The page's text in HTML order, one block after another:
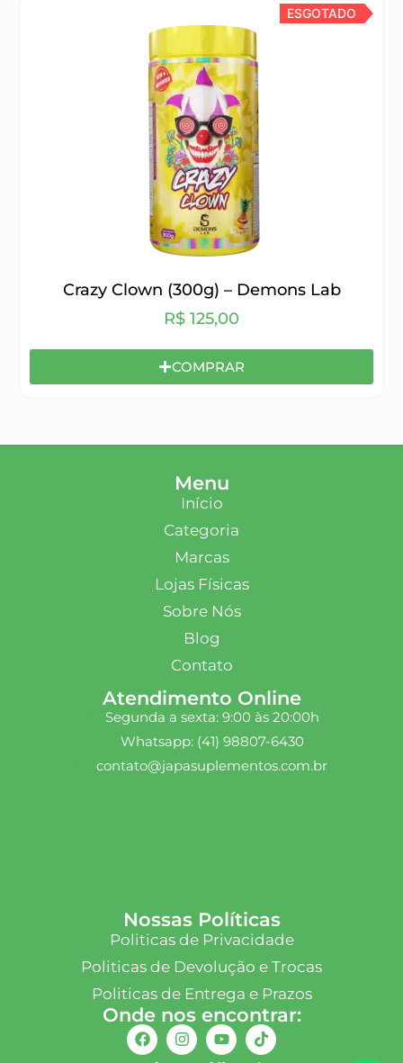
ESGOTADO
ESGOTADO
Crazy Clown (300g) – Demons Lab
R$ 125,00
COMPRAR
Menu
Início
Categoria
Marcas
Lojas Físicas
Sobre Nós
Blog
Contato
Atendimento Online
Segunda a sexta: 9:00 às 20:00h
Whatsapp: (41) 98807-6430
contato@japasuplementos.com.br
Nossas Políticas
Politicas de Privacidade
Politicas de Devolução e Trocas
Politicas de Entrega e Prazos
Onde nos encontrar: